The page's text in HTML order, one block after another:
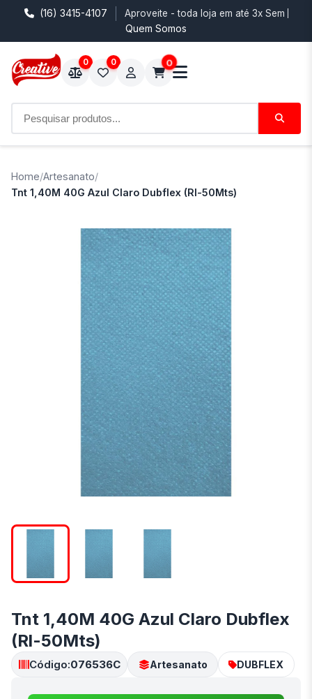
(16) 3415-4107 Aproveite - toda loja em até 3x Sem
Quem Somos
0 0 0
Home/Artesanato/
Tnt 1,40M 40G Azul Claro Dubflex (Rl-50Mts)
Tnt 1,40M 40G Azul Claro Dubflex
(Rl-50Mts)
Código:076536C Artesanato DUBFLEX